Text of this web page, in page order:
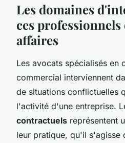
Les domaines
ces
affaires
Les avocats spécialisés en
commercial interviennent
de situations conflictuelles
l'activité d'une entreprise.
contractuels représentent
leur pratique, qu'il s'agisse